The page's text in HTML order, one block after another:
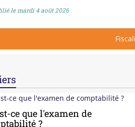
le mardi 4 août 2026
ce que l'examen de
?